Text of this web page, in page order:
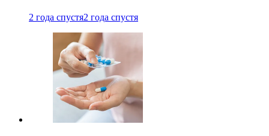
2 года спустя2 года спустя